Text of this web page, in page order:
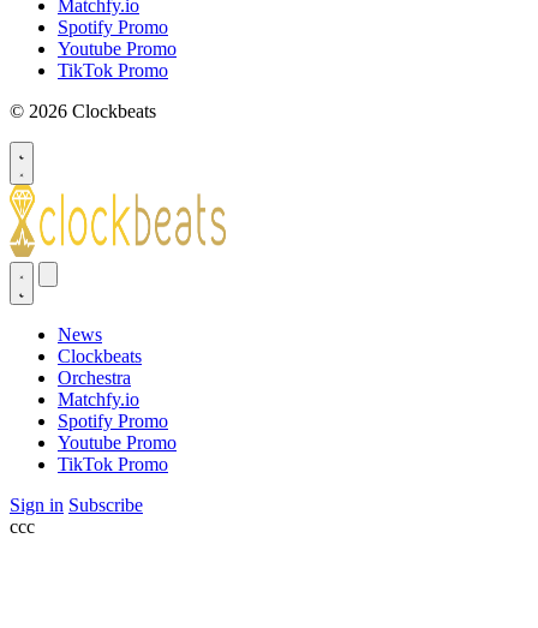
Matchfy.io
Spotify Promo
Youtube Promo
TikTok Promo
© 2026 Clockbeats
News
Clockbeats
Orchestra
Matchfy.io
Spotify Promo
Youtube Promo
TikTok Promo
Sign in Subscribe
ссс